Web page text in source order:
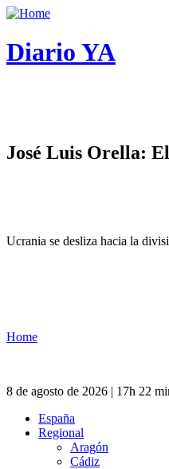
Diario YA
José Luis Orella:
Ucrania se desliza hacia la
Home
8 de agosto de 2026 | 17h 22
España
Regional
Aragón
Cádiz